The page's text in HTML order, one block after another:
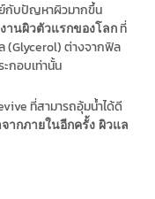
กับปัญหาผิวมากขึ้น
านผิวตัวแรกของโลก ที่
(Glycerol) ต่างจากฟิล
กอบเท่านั้น
ที่สามารถอุ้มน้ำได้ดี
ากภายในอีกครั้ง ผิวแล